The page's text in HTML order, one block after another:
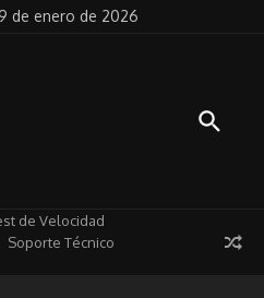
Alta del 29 de enero de 2026
de Velocidad
Soporte Técnico